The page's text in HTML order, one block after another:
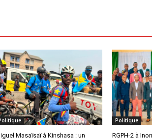
Masaïsaï à Kinshasa : un
Politique
RGPH-2 à